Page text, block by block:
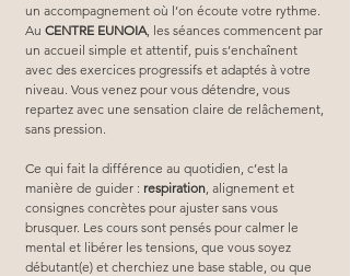
un accompagnement où l’on écoute votre rythme.
Au CENTRE EUNOIA, les séances commencent par
un accueil simple et attentif, puis s’enchaînent
avec des exercices progressifs et adaptés à votre
niveau. Vous venez pour vous détendre, vous
repartez avec une sensation claire de relâchement,
sans pression.
Ce qui fait la différence au quotidien, c’est la
manière de guider : respiration , alignement et
consignes concrètes pour ajuster sans vous
brusquer. Les cours sont pensés pour calmer le
mental et libérer les tensions, que vous soyez
débutant(e) et cherchiez une base stable, ou que